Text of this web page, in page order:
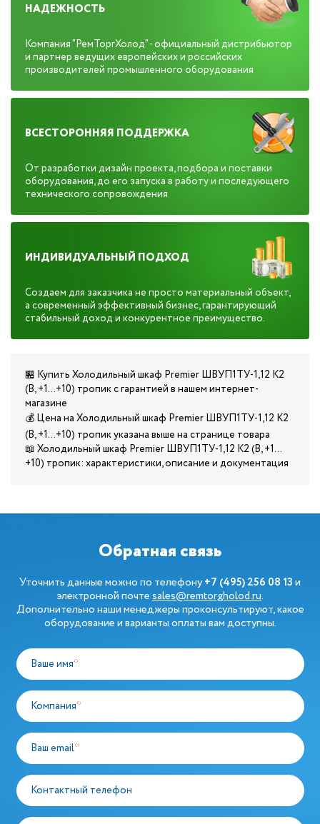
НАДЕЖНОСТЬ
Компания "РемТоргХолод" - официальный дистрибьютор
и партнер ведущих европейских и российских
производителей промышленного оборудования
ВСЕСТОРОННЯЯ ПОДДЕРЖКА
От разработки дизайн проекта, подбора и поставки
оборудования, до его запуска в работу и последующего
технического сопровождения
ИНДИВИДУАЛЬНЫЙ ПОДХОД
Создаем для заказчика не просто материальный объект,
а современный эффективный бизнес, гарантирующий
стабильный доход и конкурентное преимущество.
🏪 Купить Холодильный шкаф Premier ШВУП1ТУ-1,12 К2
(В, +1…+10) тропик с гарантией в нашем интернет-
магазине
💰 Цена на Холодильный шкаф Premier ШВУП1ТУ-1,12 К2
(В, +1…+10) тропик указана выше на странице товара
📖 Холодильный шкаф Premier ШВУП1ТУ-1,12 К2 (В, +1…
+10) тропик: характеристики, описание и документация
Обратная связь
Уточнить данные можно по телефону+7 (495) 256 08 13и
электронной почтеsales@remtorgholod.ru.
Дополнительно наши менеджеры проконсультируют, какое
оборудование и варианты оплаты вам доступны.
Ваше имя*
Компания*
Ваш email*
Контактный телефон